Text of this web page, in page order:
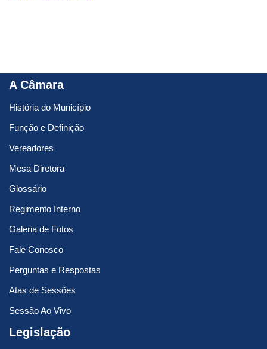
A Câmara
História do Município
Função e Definição
Vereadores
Mesa Diretora
Glossário
Regimento Interno
Galeria de Fotos
Fale Conosco
Perguntas e Respostas
Atas de Sessões
Sessão Ao Vivo
Legislação